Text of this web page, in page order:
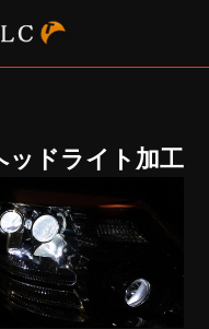
ッドライト加工